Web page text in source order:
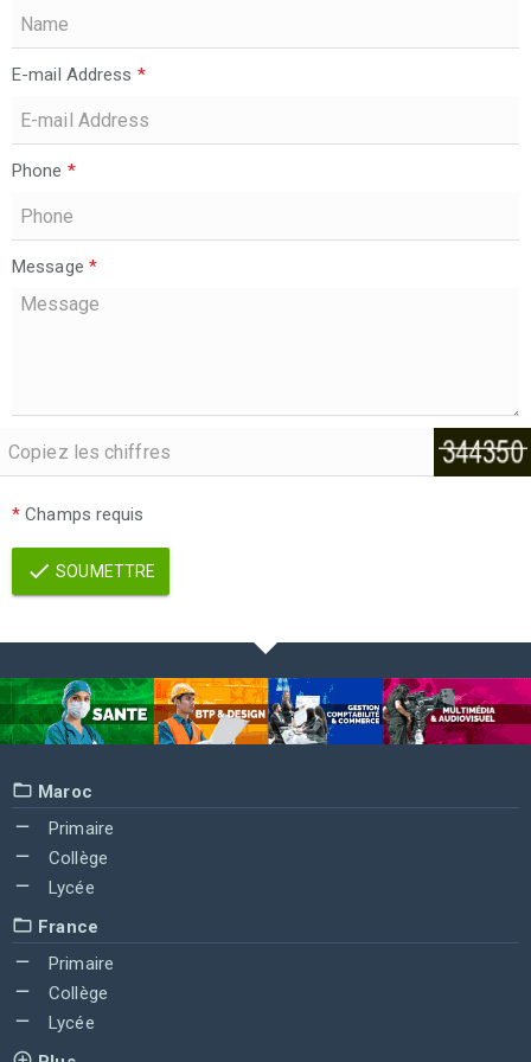
E-mail Address *
Phone *
Message *
* Champs requis
SOUMETTRE
Maroc
Primaire
Collège
Lycée
France
Primaire
Collège
Lycée